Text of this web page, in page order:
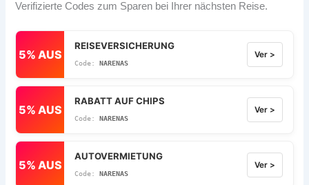
Verifizierte Codes zum Sparen bei Ihrer nächsten Reise.
5% AUS
REISEVERSICHERUNG
NARENAS
Ver >
5% AUS
RABATT AUF CHIPS
NARENAS
Ver >
5% AUS
AUTOVERMIETUNG
NARENAS
Ver >